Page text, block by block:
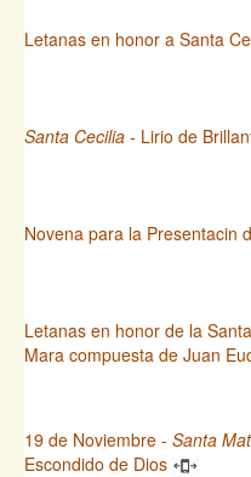
Letanas en honor a Santa
Santa Cecilia - Lirio de
Novena para la Presentacin
Letanas en honor de la
Mara compuesta de Juan
19 de Noviembre - Santa
Escondido de Dios